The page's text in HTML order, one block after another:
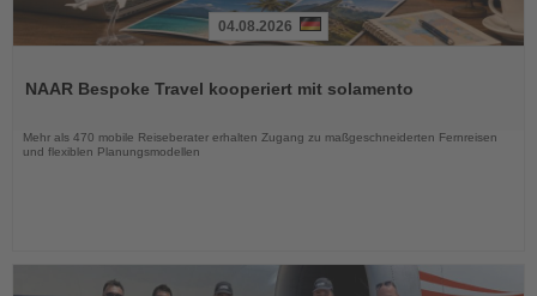
die
04.08.2026
NAAR Bespoke Travel kooperiert mit solamento
Mehr als 470 mobile Reiseberater erhalten Zugang zu maßgeschneiderten Fernreisen
und flexiblen Planungsmodellen